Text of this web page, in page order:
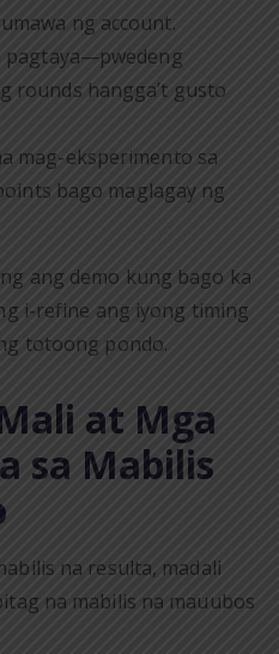
ng account.
pagtaya—pwedeng
rounds hangga’t gusto
mag-eksperimento sa
bago maglagay ng
ang demo kung bago ka
i-refine ang iyong timing
totoong pondo.
at Mga
sa Mabilis
na resulta, madali
na mabilis na mauubos